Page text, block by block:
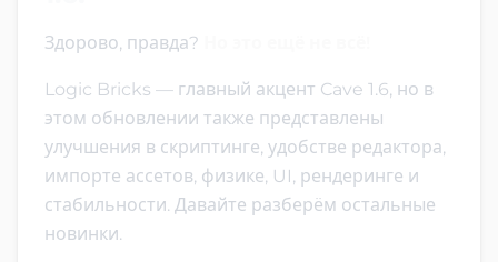
Здорово, правда?
Logic Bricks — главный акцент Cave 1.6, но в
этом обновлении также представлены
улучшения в скриптинге, удобстве редактора,
импорте ассетов, физике, UI, рендеринге и
стабильности. Давайте разберём остальные
новинки.